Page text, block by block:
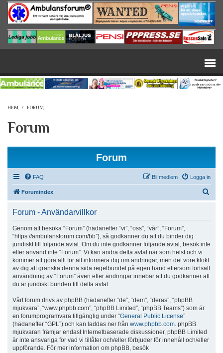
Hoppa till huvudinnehåll
HEM / FORUM
Forum